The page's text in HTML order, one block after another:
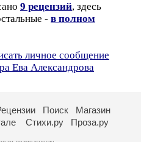
9 рецензий, здесь
- в полном
личное сообщение
Ева Александрова
Поиск
Магазин
Стихи.ру Проза.ру